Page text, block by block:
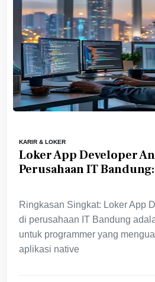
KARIR & LOKER
Loker App Developer
Perusahaan IT
Ringkasan Singkat: Loker App
di perusahaan IT Bandung
untuk programmer yang
aplikasi native